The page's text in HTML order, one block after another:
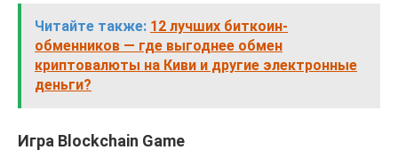
Читайте также: 12 лучших биткоин-
обменников — где выгоднее обмен
криптовалюты на Киви и другие электронные
деньги?
Игра Blockchain Game